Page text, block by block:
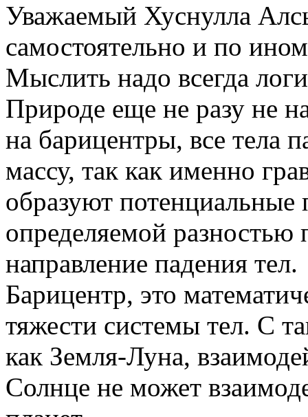
Уважаемый Хуснулла
самостоятельно и по
Мыслить надо всегда
Природе еще не разу не
на барицентры, все тела
массу, так как именно
образуют потенциальные
определяемой разностью
направление падения тел.
Барицентр, это
тяжести системы тел. С
как Земля-Луна,
Солнце не может